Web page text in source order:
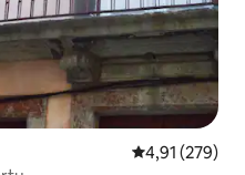
Prosječna
4,91 (279)